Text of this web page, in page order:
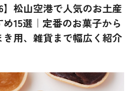
】松山空港で人気のお土産
め15選｜定番のお菓子から
き用、雑貨まで幅広く紹介